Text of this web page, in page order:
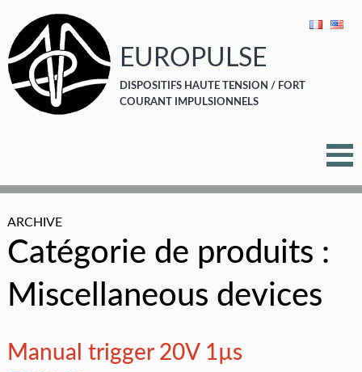
EUROPULSE
DISPOSITIFS HAUTE TENSION / FORT
COURANT IMPULSIONNELS
ARCHIVE
Catégorie de produits :
Miscellaneous devices
Manual trigger 20V 1µs